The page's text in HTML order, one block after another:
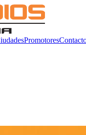
Promotores